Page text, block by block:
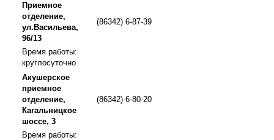
Приемное
отделение,
ул.Васильева,
96/13
(86342) 6-87-39
Время работы:
круглосуточно
Акушерское
приемное
отделение,
Кагальницкое
шоссе, 3
(86342) 6-80-20
Время работы: